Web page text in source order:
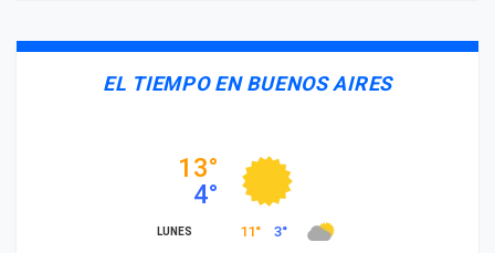
EL TIEMPO EN BUENOS AIRES